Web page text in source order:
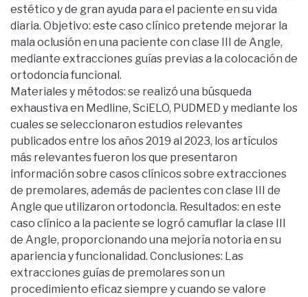
estético y de gran ayuda para el paciente en su vida
diaria. Objetivo: este caso clínico pretende mejorar la
mala oclusión en una paciente con clase III de Angle,
mediante extracciones guías previas a la colocación de
ortodoncia funcional.
Materiales y métodos: se realizó una búsqueda
exhaustiva en Medline, SciELO, PUDMED y mediante los
cuales se seleccionaron estudios relevantes
publicados entre los años 2019 al 2023, los artículos
más relevantes fueron los que presentaron
información sobre casos clínicos sobre extracciones
de premolares, además de pacientes con clase III de
Angle que utilizaron ortodoncia. Resultados: en este
caso clínico a la paciente se logró camuflar la clase III
de Angle, proporcionando una mejoría notoria en su
apariencia y funcionalidad. Conclusiones: Las
extracciones guías de premolares son un
procedimiento eficaz siempre y cuando se valore